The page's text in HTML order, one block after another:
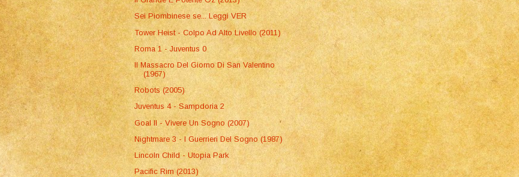
Sei Piombinese se... Leggi VER
Tower Heist - Colpo Ad Alto Livello (2011)
Roma 1 - Juventus 0
Il Massacro Del Giorno Di San Valentino
(1967)
Robots (2005)
Juventus 4 - Sampdoria 2
Goal II - Vivere Un Sogno (2007)
Nightmare 3 - I Guerrieri Del Sogno (1987)
Lincoln Child - Utopia Park
Pacific Rim (2013)